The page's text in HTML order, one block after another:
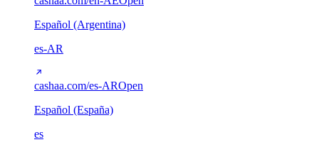
Español (Argentina)
es-AR
cashaa.com/es-AROpen
Español (España)
es